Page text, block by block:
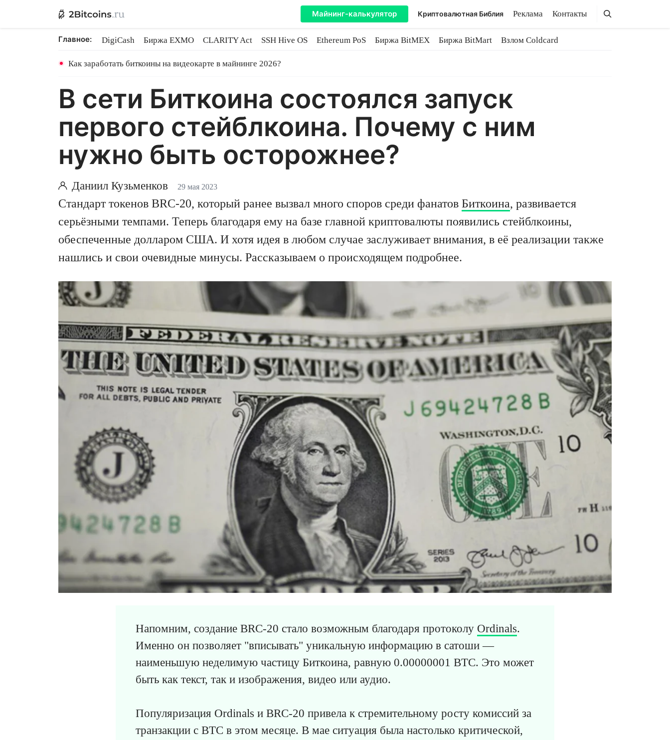
Майнинг-калькулятор Криптовалютная Библия Реклама Контакты Поиск
Поиск
Главное: DigiCash Биржа EXMO CLARITY Act SSH Hive OS Ethereum PoS Биржа BitMEX Биржа BitMart
Взлом Coldcard
Как заработать биткоины на видеокарте в майнинге 2026?
В сети Биткоина состоялся запуск
первого стейблкоина. Почему с ним
нужно быть осторожнее?
Даниил Кузьменков 29 мая 2023
Стандарт токенов BRC-20, который ранее вызвал много споров среди фанатов Биткоина, развивается
серьёзными темпами. Теперь благодаря ему на базе главной криптовалюты появились стейблкоины,
обеспеченные долларом США. И хотя идея в любом случае заслуживает внимания, в её реализации также
нашлись и свои очевидные минусы. Рассказываем о происходящем подробнее.
Напомним, создание BRC-20 стало возможным благодаря протоколу Ordinals.
Именно он позволяет "вписывать" уникальную информацию в сатоши —
наименьшую неделимую частицу Биткоина, равную 0.00000001 BTC. Это может
быть как текст, так и изображения, видео или аудио.
Популяризация Ordinals и BRC-20 привела к стремительному росту комиссий за
транзакции с BTC в этом месяце. В мае ситуация была настолько критической,